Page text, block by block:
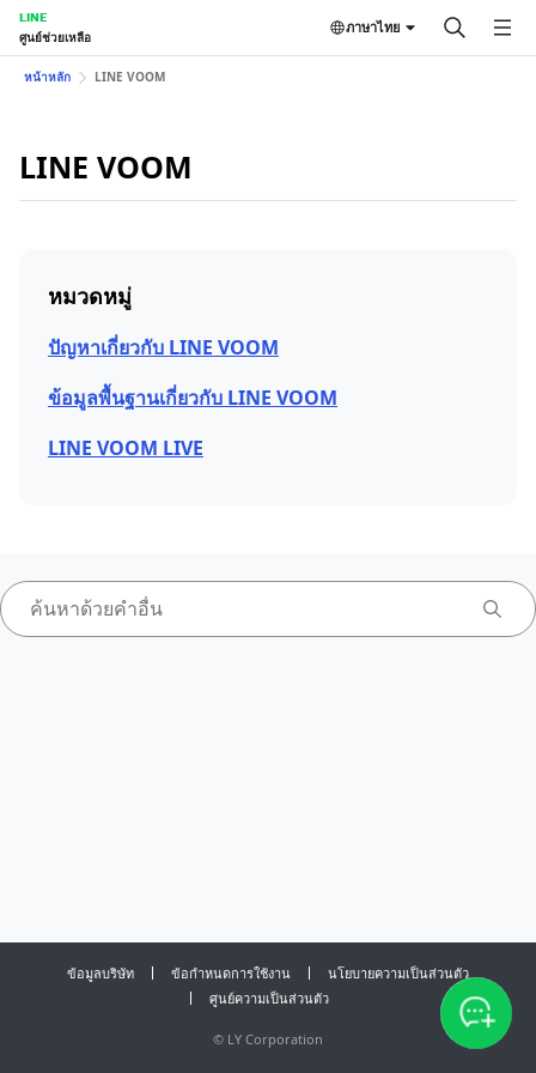
LINE
ศูนย์ช่วยเหลือ
ภาษาไทย
หน้าหลัก LINE VOOM
LINE VOOM
หมวดหมู่
ปัญหาเกี่ยวกับ LINE VOOM
ข้อมูลพื้นฐานเกี่ยวกับ LINE VOOM
LINE VOOM LIVE
ข้อมูลบริษัท ข้อกำหนดการใช้งาน
นโยบายความเป็นส่วนตัว
ศูนย์ความเป็นส่วนตัว
© LY Corporation